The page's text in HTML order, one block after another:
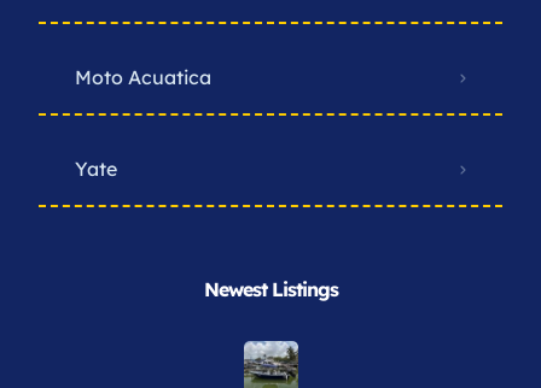
Moto Acuatica
Yate
Newest Listings​